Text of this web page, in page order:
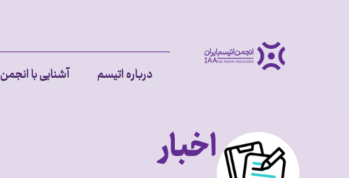
درباره اتیسم آشنایی با انجمن
اخبار